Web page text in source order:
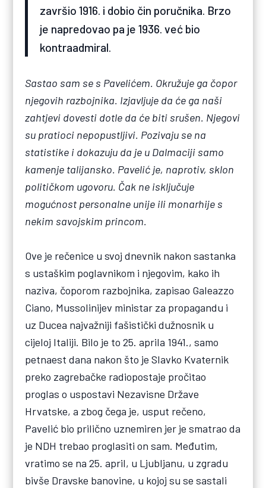
završio 1916. i dobio čin poručnika. Brzo
je napredovao pa je 1936. već bio
kontraadmiral.
Sastao sam se s Pavelićem. Okružuje ga čopor
njegovih razbojnika. Izjavljuje da će ga naši
zahtjevi dovesti dotle da će biti srušen. Njegovi
su pratioci nepopustljivi. Pozivaju se na
statistike i dokazuju da je u Dalmaciji samo
kamenje talijansko. Pavelić je, naprotiv, sklon
političkom ugovoru. Čak ne isključuje
mogućnost personalne unije ili monarhije s
nekim savojskim princom.
Ove je rečenice u svoj dnevnik nakon sastanka
s ustaškim poglavnikom i njegovim, kako ih
naziva, čoporom razbojnika, zapisao Galeazzo
Ciano, Mussolinijev ministar za propagandu i
uz Ducea najvažniji fašistički dužnosnik u
cijeloj Italiji. Bilo je to 25. aprila 1941., samo
petnaest dana nakon što je Slavko Kvaternik
preko zagrebačke radiopostaje pročitao
proglas o uspostavi Nezavisne Države
Hrvatske, a zbog čega je, usput rečeno,
Pavelić bio prilično uznemiren jer je smatrao da
je NDH trebao proglasiti on sam. Međutim,
vratimo se na 25. april, u Ljubljanu, u zgradu
bivše Dravske banovine, u kojoj su se sastali